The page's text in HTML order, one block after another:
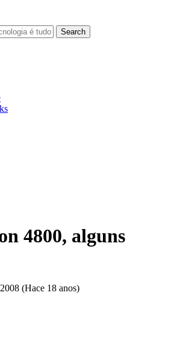
4800, alguns
(Hace 18 anos)